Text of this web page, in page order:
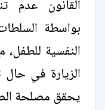
القانون عدم
بواسطة
النفسية
الزيارة في حال
يحقق مصلحة